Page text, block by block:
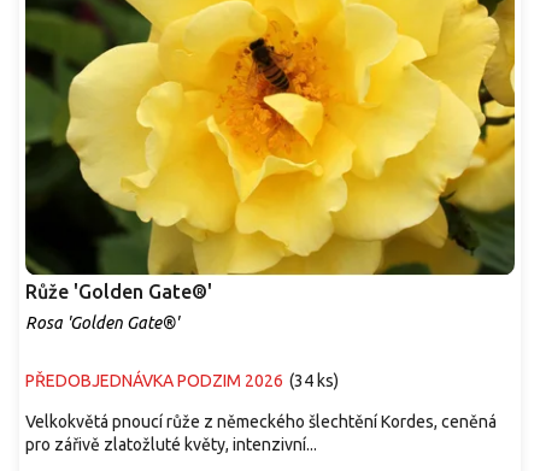
Růže 'Golden Gate®'
Rosa 'Golden Gate®'
PŘEDOBJEDNÁVKA PODZIM 2026 (34 ks)
Velkokvětá pnoucí růže z německého šlechtění Kordes, ceněná
pro zářivě zlatožluté květy, intenzivní...